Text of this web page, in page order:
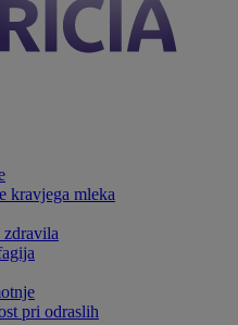
kravjega mleka
zdravila
pri odraslih